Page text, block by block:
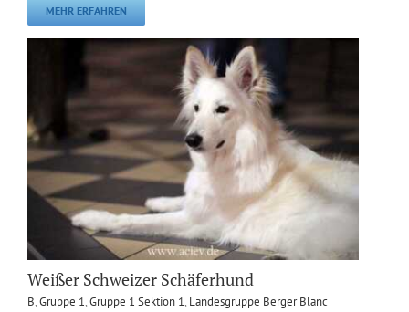
MEHR ERFAHREN
Weißer Schweizer Schäferhund
B,Gruppe 1,Gruppe 1 Sektion 1, Landesgruppe Berger Blanc